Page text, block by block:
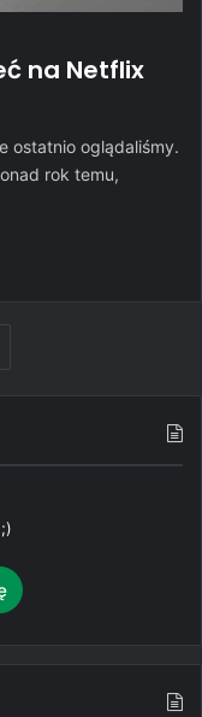
na Netflix
ostatnio oglądaliśmy.
rok temu,